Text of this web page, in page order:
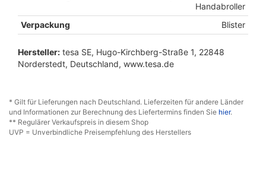
Handabroller
Verpackung
Blister
Hersteller: tesa SE, Hugo-Kirchberg-Straße 1, 22848
Norderstedt, Deutschland, www.tesa.de
* Gilt für Lieferungen nach Deutschland. Lieferzeiten für andere Länder
und Informationen zur Berechnung des Liefertermins finden Sie hier.
** Regulärer Verkaufspreis in diesem Shop
UVP = Unverbindliche Preisempfehlung des Herstellers